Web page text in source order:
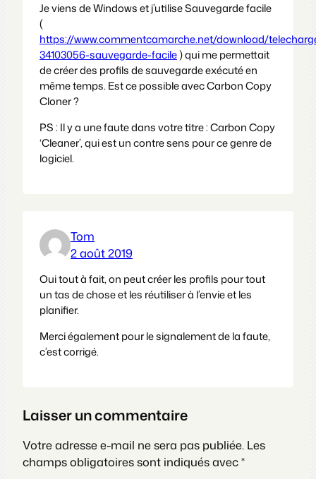
Je viens de Windows et j’utilise Sauvegarde facile
(
https://www.commentcamarche.net/download/
34103056-sauvegarde-facile) qui me permettait
de créer des profils de sauvegarde exécuté en
même temps. Est ce possible avec Carbon Copy
Cloner ?
PS : Il y a une faute dans votre titre : Carbon Copy
‘Cleaner’, qui est un contre sens pour ce genre de
logiciel.
Tom
2 août 2019
Oui tout à fait, on peut créer les profils pour tout
un tas de chose et les réutiliser à l’envie et les
planifier.
Merci également pour le signalement de la faute,
c’est corrigé.
Laisser un commentaire
Votre adresse e-mail ne sera pas publiée. Les
champs obligatoires sont indiqués avec*